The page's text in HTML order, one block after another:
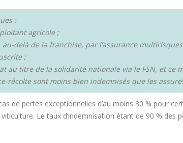
:
agricole ;
delà de la franchise, par l’assurance
;
au titre de la solidarité nationale via le FSN, et ce
récolte sont moins bien indemnisés que les
de pertes exceptionnelles d’au moins 30 % pour
Le taux d’indemnisation étant de 90 %